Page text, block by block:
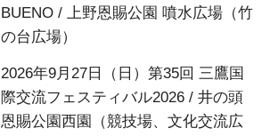
BUENO / 上野恩賜公園 噴水広場（竹
の台広場）
2026年9月27日（日）第35回 三鷹国
際交流フェスティバル2026 / 井の頭
恩賜公園西園（競技場、文化交流広